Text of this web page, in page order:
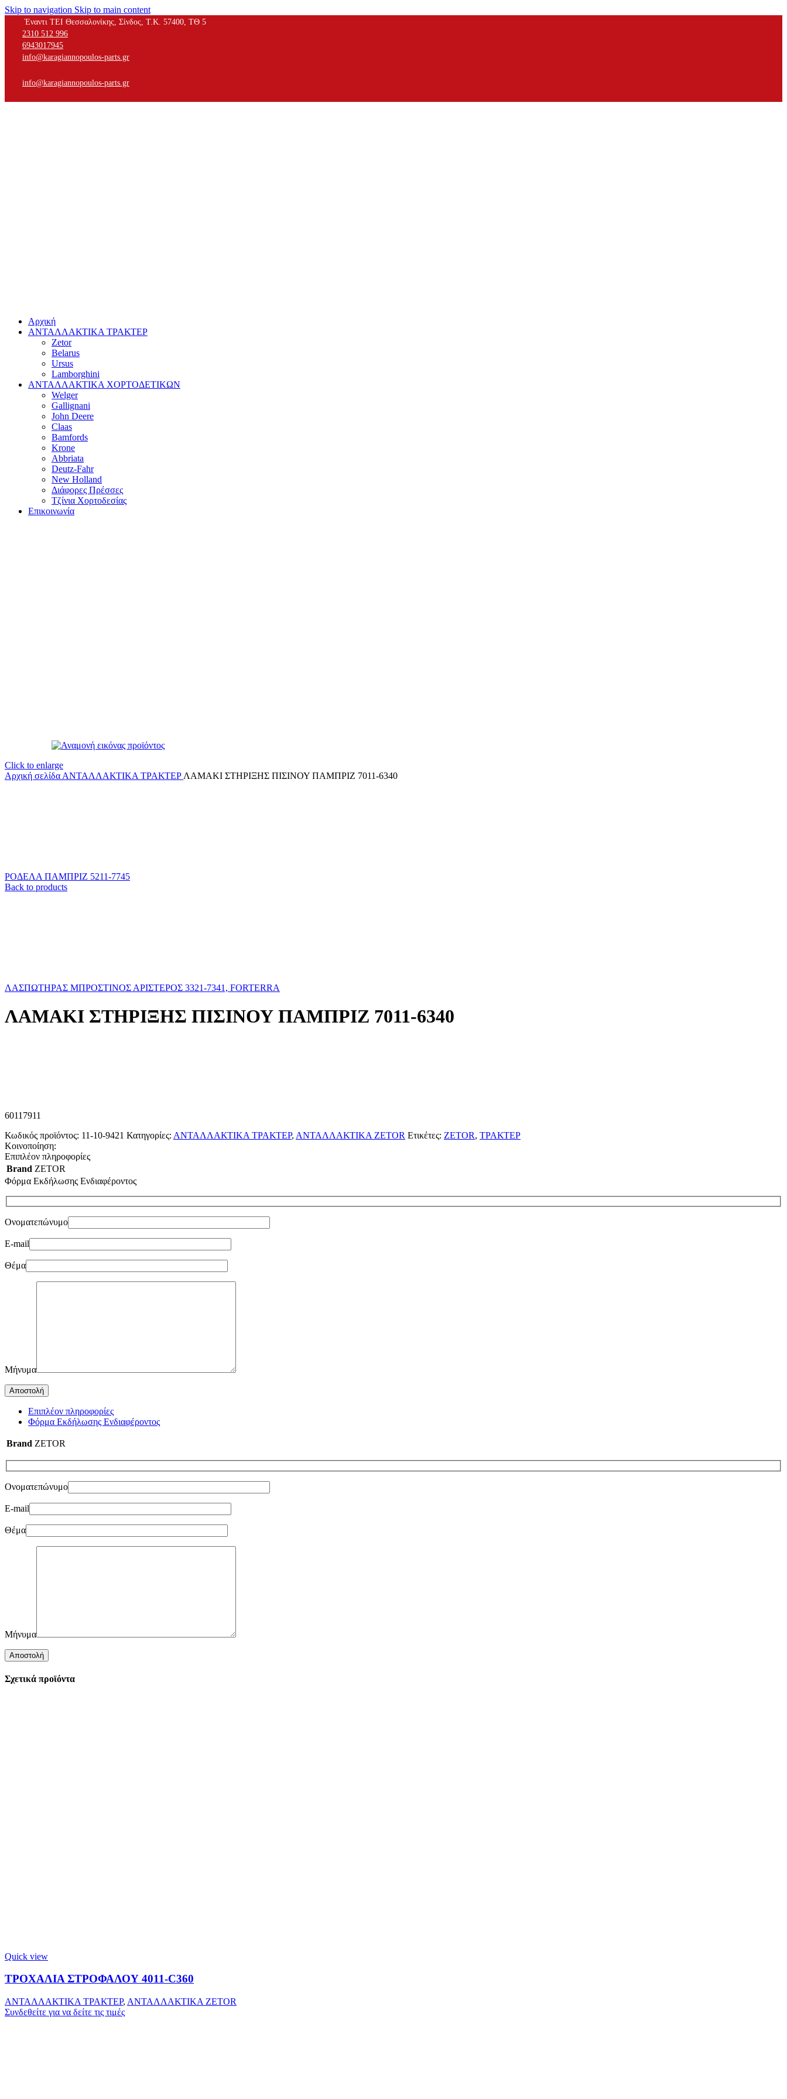
Skip to navigation Skip to main content
Έναντι ΤΕΙ Θεσσαλονίκης, Σίνδος, Τ.Κ. 57400, ΤΘ 5
2310 512 996
6943017945
info@karagiannopoulos-parts.gr
info@karagiannopoulos-parts.gr
Αρχική
ΑΝΤΑΛΛΑΚΤΙΚΑ ΤΡΑΚΤΕΡ
Zetor
Belarus
Ursus
Lamborghini
ΑΝΤΑΛΛΑΚΤΙΚΑ ΧΟΡΤΟΔΕΤΙΚΩΝ
Welger
Gallignani
John Deere
Claas
Bamfords
Krone
Abbriata
Deutz-Fahr
New Holland
Διάφορες Πρέσσες
Τζίνια Χορτοδεσίας
Επικοινωνία
Click to enlarge
Αρχική σελίδα ΑΝΤΑΛΛΑΚΤΙΚΑ ΤΡΑΚΤΕΡ ΛΑΜΑΚΙ ΣΤΗΡΙΞΗΣ ΠΙΣΙΝΟΥ ΠΑΜΠΡΙΖ 7011-6340
ΡΟΔΕΛΑ ΠΑΜΠΡΙΖ 5211-7745
Back to products
ΛΑΣΠΩΤΗΡΑΣ ΜΠΡΟΣΤΙΝΟΣ ΑΡΙΣΤΕΡΟΣ 3321-7341, FORTERRA
ΛΑΜΑΚΙ ΣΤΗΡΙΞΗΣ ΠΙΣΙΝΟΥ ΠΑΜΠΡΙΖ 7011-6340
60117911
Κωδικός προϊόντος: 11-10-9421 Κατηγορίες: ΑΝΤΑΛΛΑΚΤΙΚΑ ΤΡΑΚΤΕΡ, ΑΝΤΑΛΛΑΚΤΙΚΑ ZETOR Ετικέτες: ZETOR, ΤΡΑΚΤΕΡ
Κοινοποίηση:
Επιπλέον πληροφορίες
Brand ZETOR
Φόρμα Εκδήλωσης Ενδιαφέροντος
Ονοματεπώνυμο
E-mail
Θέμα
Μήνυμα
Επιπλέον πληροφορίες
Φόρμα Εκδήλωσης Ενδιαφέροντος
Brand ZETOR
Ονοματεπώνυμο
E-mail
Θέμα
Μήνυμα
Σχετικά προϊόντα
Quick view
ΤΡΟΧΑΛΙΑ ΣΤΡΟΦΑΛΟΥ 4011-C360
ΑΝΤΑΛΛΑΚΤΙΚΑ ΤΡΑΚΤΕΡ, ΑΝΤΑΛΛΑΚΤΙΚΑ ZETOR
Συνδεθείτε για να δείτε τις τιμές